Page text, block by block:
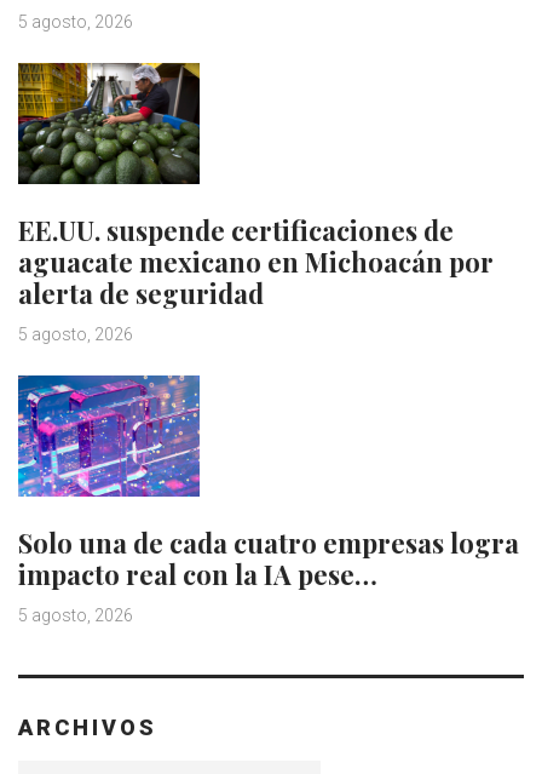
5 agosto, 2026
EE.UU. suspende certificaciones de
aguacate mexicano en Michoacán por
alerta de seguridad
5 agosto, 2026
Solo una de cada cuatro empresas logra
impacto real con la IA pese…
5 agosto, 2026
ARCHIVOS